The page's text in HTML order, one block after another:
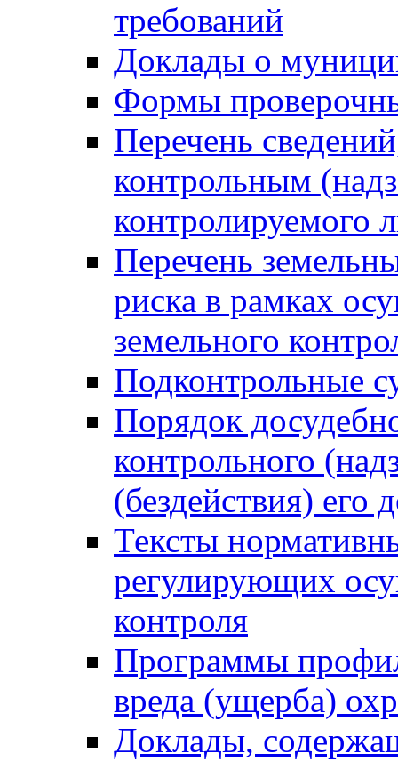
требований
Доклады о
Формы
Перечень
контрольным
контролируемого
Перечень
риска в рамках
земельного
Подконтрольные
Порядок
контрольного
(бездействия)
Тексты
регулирующих
контроля
Программы
вреда (ущерба)
Доклады,